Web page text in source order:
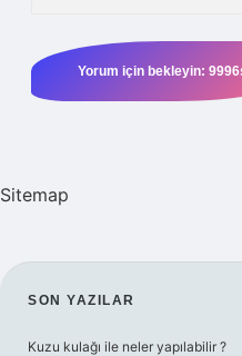
Sitemap
SIDEBAR
SON YAZILAR
Kuzu kulağı ile neler yapılabilir ?